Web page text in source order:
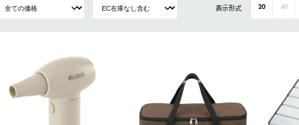
表示形式 20 40